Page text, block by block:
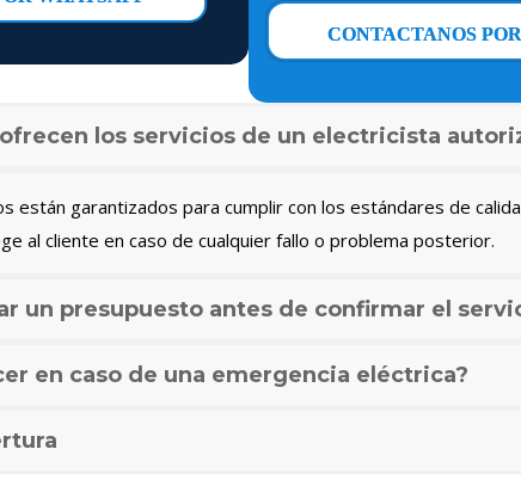
CONTACTANOS
los servicios de un electricista
están garantizados para cumplir con los estándares de
al cliente en caso de cualquier fallo o problema posterior.
un presupuesto antes de confirmar el
en caso de una emergencia eléctrica?